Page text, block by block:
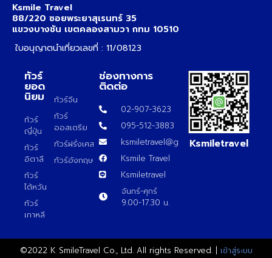
Ksmile Travel
88/220 ซอยพระยาสุเรนทร์ 35
แขวงบางชัน เขตคลองสามวา กทม 10510
ใบอนุญาตนำเที่ยวเลขที่ : 11/08123
ทัวร์
ยอด
นิยม
ทัวร์
ญี่ปุ่น
ทัวร์
อิตาลี
ทัวร์
ไต้หวัน
ทัวร์
เกาหลี
ทัวร์จีน
ทัวร์
ออสเตรีย
ทัวร์ฝรั่งเศส
ทัวร์อังกฤษ
ช่องทางการ
ติดต่อ
02-907-3623
095-512-3883
ksmiletravel@gmail.com
Ksmile Travel
Ksmiletravel
จันทร์-ศุกร์
9.00-17.30 น.
Ksmiletravel
©2022 K SmileTravel Co., Ltd. All rights Reserved. | เข้าสู่ระบบ